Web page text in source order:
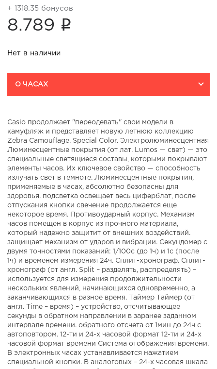
+ 1318.35 бонусов
8.789 i
Нет в наличии
О ЧАСАХ
Casio продолжает ''переодевать'' свои модели в
камуфляж и представляет новую летнюю коллекцию
Zebra Camouflage. Special Color. Электролюминесцентная
Люминесцентные покрытия (от лат. Lumos — свет) — это
специальные светящиеся составы, которыми покрывают
элементы часов. Их ключевое свойство — способность
излучать свет в темноте. Люминесцентные покрытия,
применяемые в часах, абсолютно безопасны для
здоровья. подсветка освещает весь циферблат, после
отпускания кнопки свечение продолжается еще
некоторое время. Противоударный корпус. Механизм
часов помещен в корпус из прочного материала,
который надежно защитит от внешних воздействий.
защищает механизм от ударов и вибрации. Секундомер с
двумя точностями показаний: 1/100с (до 1ч) и 1с (после
1ч) и временем измерения 24ч. Сплит-хронограф. Сплит-
хронограф (от англ. Split – разделять, распределять) –
используется для измерения продолжительности
нескольких явлений, начинающихся одновременно, а
заканчивающихся в разное время. Таймер Таймер (от
англ. Time – время) – устройство, отсчитывающее
секунды в обратном направлении в заранее заданном
интервале времени. обратного отсчета от 1мин до 24ч с
автоповтором. 12-ти и 24-х часовой формат 12-ти и 24-х
часовой формат времени Система отображения времени.
В электронных часах устанавливается нажатием
специальной кнопки. В аналоговых – 24-х часовая шкала